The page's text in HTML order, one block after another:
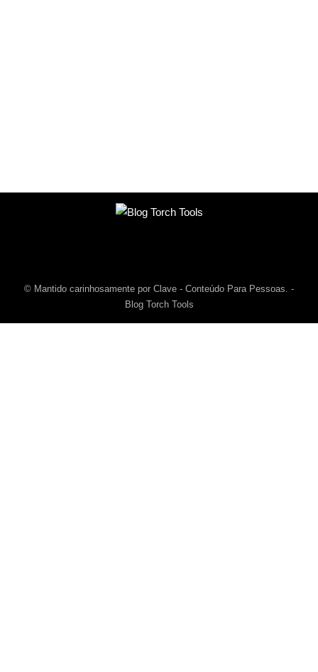
© Mantido carinhosamente por Clave - Conteúdo Para Pessoas. -
Blog Torch Tools